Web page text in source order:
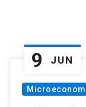
9 JUN